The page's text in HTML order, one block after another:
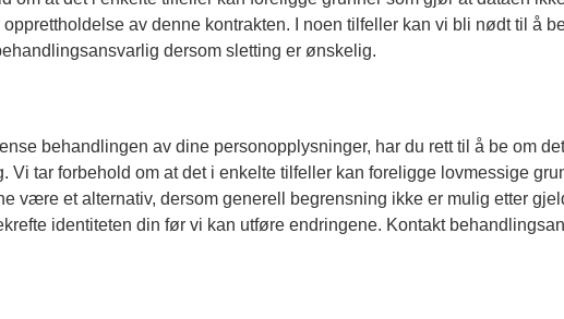
av denne kontrakten. I noen tilfeller kan vi bli nødt til å
dersom sletting er ønskelig.
behandlingen av dine personopplysninger, har du rett til å be om
tar forbehold om at det i enkelte tilfeller kan foreligge lovmessige
være et alternativ, dersom generell begrensning ikke er mulig etter
identiteten din før vi kan utføre endringene. Kontakt